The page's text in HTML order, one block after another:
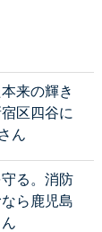
来の輝き
区四谷に
ん
る。消防
ら鹿児島